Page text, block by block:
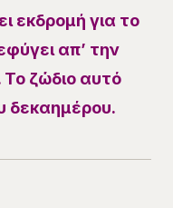
εκδρομή για το
απ’ την
Το ζώδιο αυτό
δεκαημέρου.